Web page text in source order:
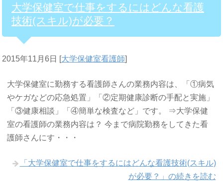
大学保健室で仕事をするにはどんな看護
技術(スキル)が必要？
2015年11月6日 [大学保健室看護師]
大学保健室に勤務する看護師さんの業務内容は、「①病気
やケガなどの応急処置」「②定期健康診断の手配と実施」
「③健康相談」「④簡単な検査など」です。 ⇒大学保健
室の看護師の業務内容は？ 今まで病院勤務をしてきた看
護師さんにす・・・
「大学保健室で仕事をするにはどんな看護技術(スキル)
が必要？」の続きを読む